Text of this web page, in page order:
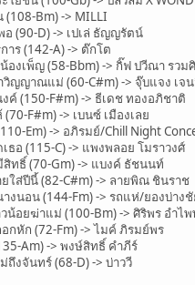
(108-Bm) -> MILLI
(90-D) -> เปเล่ ธัญญรัตน์
าร (142-A) -> ต๊กโต
องเพ็ญ (58-Bbm) -> กิ๊ฟ ปวีณา รวม
ญญาณแม่ (60-C#m) -> จุ๊บแจง เจ
ค์ (150-F#m) -> ธีเดช ทองอภิชาติ
F#m) -> เบนซ์ เมืองเลย
Em) -> อภิรมย์/Chill Night
ธอ (115-C) -> แพงพลอย โมราวงศ์
ทธิ์ (70-Gm) -> แบงค์ ธัชนนท์
ใส่ปีนี้ (82-C#m) -> ลายพิณ ชินราช
งนอน (144-Fm) -> รถแห่/ยองบ่าง
น้อยฆ่าแม่ (100-Bm) -> ศิริพร อำไ
กหัก (72-Fm) -> ไมค์ ภิรมย์พร
Am) -> พงษ์สิทธิ์ คำภีร์
ถึงจันทร์ (68-D) -> บ่าววี